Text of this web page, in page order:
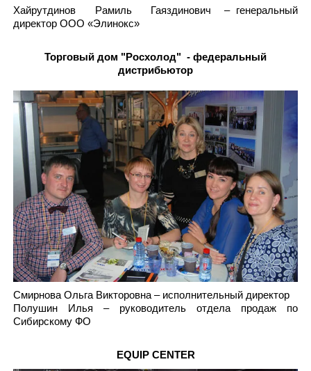
Хайрутдинов Рамиль Гаяздинович – генеральный
директор ООО «Элинокс»
Торговый дом "Росхолод" - федеральный
дистрибьютор
Смирнова Ольга Викторовна – исполнительный директор
Полушин Илья – руководитель отдела продаж по
Сибирскому ФО
EQUIP CENTER